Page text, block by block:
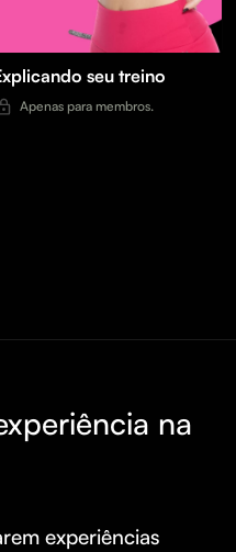
seu treino
Apenas para membros.
na
experiências